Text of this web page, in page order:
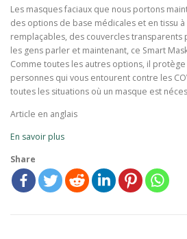
Les masques faciaux que nous portons
des options de base médicales et en tissu
remplaçables, des couvercles transparents
les gens parler et maintenant, ce Smart
Comme toutes les autres options, il
personnes qui vous entourent contre les
toutes les situations où un masque est
Article en anglais
En savoir plus
Share